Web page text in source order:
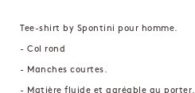
Tee-shirt by Spontini pour homme.
- Col rond
- Manches courtes.
- Matière fluide et agréable au porter.